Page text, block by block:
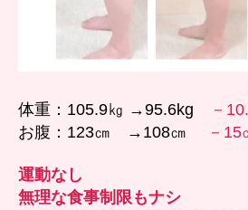
体重：105.9㎏ →95.6kg
－
お腹：123㎝ →108㎝
－15
運動なし
無理な食事制限もナシ